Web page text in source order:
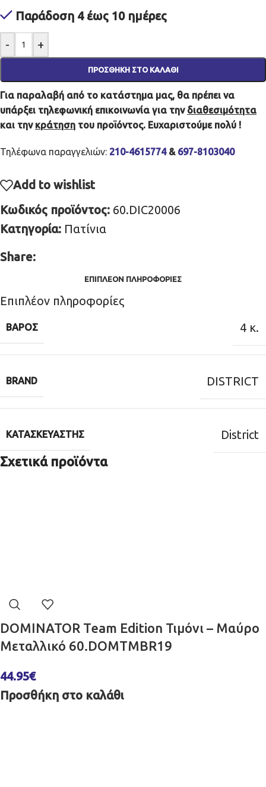
Παράδοση 4 έως 10 ημέρες
- +
ΠΡΟΣΘΉΚΗ ΣΤΟ ΚΑΛΆΘΙ
Για παραλαβή από το κατάστημα μας, θα πρέπει να
υπάρξει τηλεφωνική επικοινωνία για την διαθεσιμότητα
και την κράτηση του προϊόντος. Ευχαριστούμε πολύ !
Τηλέφωνα παραγγελιών: 210-4615774& 697-8103040
Add to wishlist
Κωδικός προϊόντος: 60.DIC20006
Κατηγορία: Πατίνια
Share:
ΕΠΙΠΛΈΟΝ ΠΛΗΡΟΦΟΡΊΕΣ
Επιπλέον πληροφορίες
ΒΆΡΟΣ 4 κ.
BRAND DISTRICT
ΚΑΤΑΣΚΕΥΑΣΤΉΣ District
Σχετικά προϊόντα
DOMINATOR Team Edition Τιμόνι – Μαύρο
Μεταλλικό 60.DOMTMBR19
44.95€
Προσθήκη στο καλάθι